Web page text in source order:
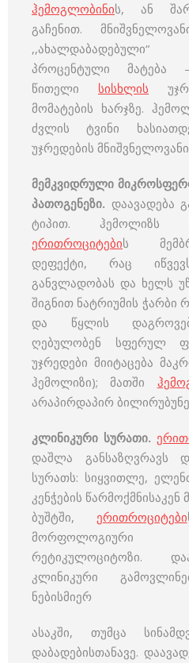
ჰემოგლობინის, ან
გაჩენით.
პროცენტული მატება
წითელი სისხლის
მომატების ხარჯზე.
ძვლის ტვინი
უჯრედების
მემკვიდრული
პათოგენეზი. დაავადება
ტიპით. ჰემოლიზს
ერითროციტების
დეფექტი, რაც
განვლადობას და ხელს
შიგნით ნატრიუმის ჭარბი
და წყლის
ღებულობენ სფერულ
უჯრედები მიიტაცება
ჰემოლიზი); მათში
არაპირდაპირ
კლინიკური სურათი.
დაშლა განსაზღვრავს
სურათს: სიყვითლე,
კენჭების
ბუშტში, ერითროციტები
მორფოლოგიური
რეტიკულოციტოზი.
კლინიკური
ნებისმიერ
ასაკში, თუმცა
დაბადებისთანავე.